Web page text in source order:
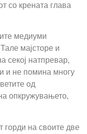
со крената глава
медиуми
мајсторе и
секој натпревар,
и не помина многу
од
опкружувањето,
на своите две